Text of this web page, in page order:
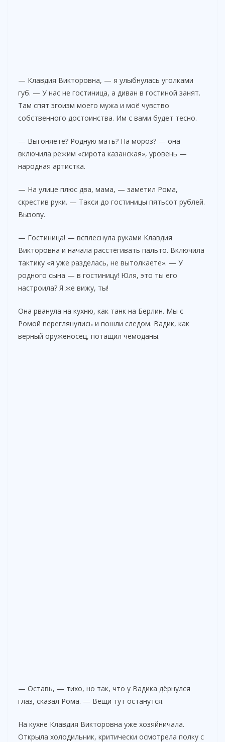
— Клавдия Викторовна, — я улыбнулась уголками
губ. — У нас не гостиница, а диван в гостиной занят.
Там спят эгоизм моего мужа и моё чувство
собственного достоинства. Им с вами будет тесно.
— Выгоняете? Родную мать? На мороз? — она
включила режим «сирота казанская», уровень —
народная артистка.
— На улице плюс два, мама, — заметил Рома,
скрестив руки. — Такси до гостиницы пятьсот рублей.
Вызову.
— Гостиница! — всплеснула руками Клавдия
Викторовна и начала расстёгивать пальто. Включила
тактику «я уже разделась, не вытолкаете». — У
родного сына — в гостиницу! Юля, это ты его
настроила? Я же вижу, ты!
Она рванула на кухню, как танк на Берлин. Мы с
Ромой переглянулись и пошли следом. Вадик, как
верный оруженосец, потащил чемоданы.
— Оставь, — тихо, но так, что у Вадика дёрнулся
глаз, сказал Рома. — Вещи тут останутся.
На кухне Клавдия Викторовна уже хозяйничала.
Открыла холодильник, критически осмотрела полку с